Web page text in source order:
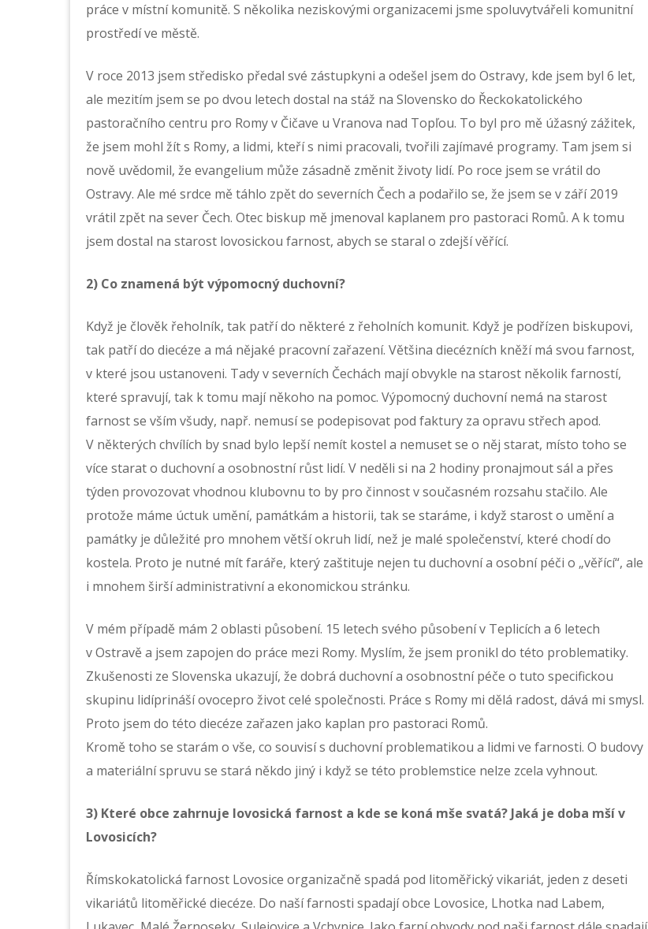
práce v místní komunitě. S několika neziskovými organizacemi jsme spoluvytvářeli komunitní
prostředí ve městě.
V roce 2013 jsem středisko předal své zástupkyni a odešel jsem do Ostravy, kde jsem byl 6 let,
ale mezitím jsem se po dvou letech dostal na stáž na Slovensko do Řeckokatolického
pastoračního centru pro Romy v Čičave u Vranova nad Topľou. To byl pro mě úžasný zážitek,
že jsem mohl žít s Romy, a lidmi, kteří s nimi pracovali, tvořili zajímavé programy. Tam jsem si
nově uvědomil, že evangelium může zásadně změnit životy lidí. Po roce jsem se vrátil do
Ostravy. Ale mé srdce mě táhlo zpět do severních Čech a podařilo se, že jsem se v září 2019
vrátil zpět na sever Čech. Otec biskup mě jmenoval kaplanem pro pastoraci Romů. A k tomu
jsem dostal na starost lovosickou farnost, abych se staral o zdejší věřící.
2) Co znamená být výpomocný duchovní?
Když je člověk řeholník, tak patří do některé z řeholních komunit. Když je podřízen biskupovi,
tak patří do diecéze a má nějaké pracovní zařazení. Většina diecézních kněží má svou farnost,
v které jsou ustanoveni. Tady v severních Čechách mají obvykle na starost několik farností,
které spravují, tak k tomu mají někoho na pomoc. Výpomocný duchovní nemá na starost
farnost se vším všudy, např. nemusí se podepisovat pod faktury za opravu střech apod.
V některých chvílích by snad bylo lepší nemít kostel a nemuset se o něj starat, místo toho se
více starat o duchovní a osobnostní růst lidí. V neděli si na 2 hodiny pronajmout sál a přes
týden provozovat vhodnou klubovnu to by pro činnost v současném rozsahu stačilo. Ale
protože máme úctuk umění, památkám a historii, tak se staráme, i když starost o umění a
památky je důležité pro mnohem větší okruh lidí, než je malé společenství, které chodí do
kostela. Proto je nutné mít faráře, který zaštituje nejen tu duchovní a osobní péči o „věřící“, ale
i mnohem širší administrativní a ekonomickou stránku.
V mém případě mám 2 oblasti působení. 15 letech svého působení v Teplicích a 6 letech
v Ostravě a jsem zapojen do práce mezi Romy. Myslím, že jsem pronikl do této problematiky.
Zkušenosti ze Slovenska ukazují, že dobrá duchovní a osobnostní péče o tuto specifickou
skupinu lidíprináší ovocepro život celé společnosti. Práce s Romy mi dělá radost, dává mi smysl.
Proto jsem do této diecéze zařazen jako kaplan pro pastoraci Romů.
Kromě toho se starám o vše, co souvisí s duchovní problematikou a lidmi ve farnosti. O budovy
a materiální spruvu se stará někdo jiný i když se této problemstice nelze zcela vyhnout.
3) Které obce zahrnuje lovosická farnost a kde se koná mše svatá? Jaká je doba mší v
Lovosicích?
Římskokatolická farnost Lovosice organizačně spadá pod litoměřický vikariát, jeden z deseti
vikariátů litoměřické diecéze. Do naší farnosti spadají obce Lovosice, Lhotka nad Labem,